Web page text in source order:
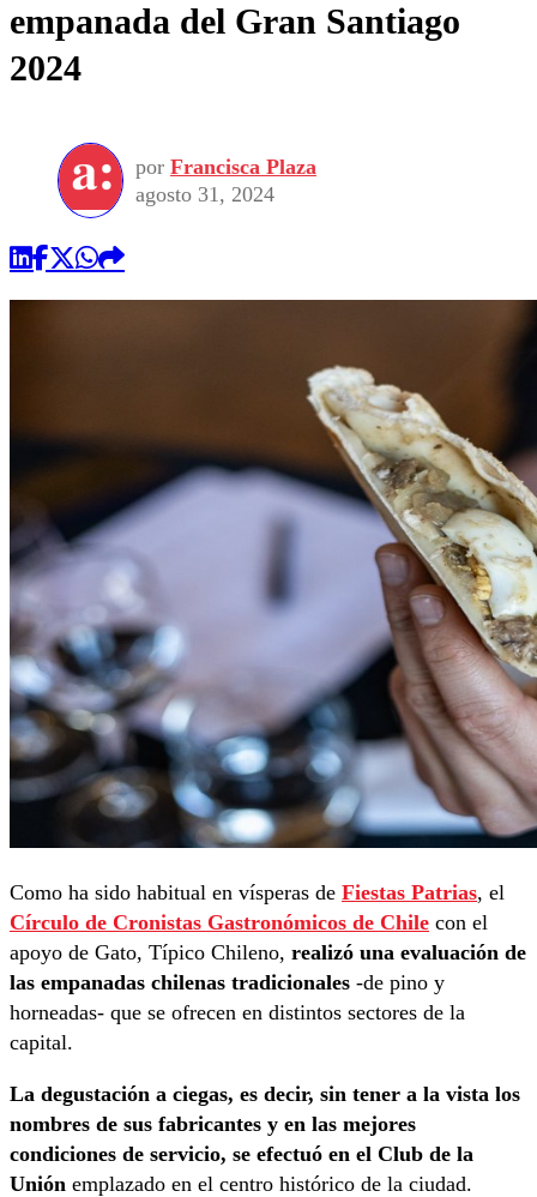
empanada del Gran Santiago
2024
por Francisca Plaza
agosto 31, 2024
Como ha sido habitual en vísperas de Fiestas Patrias, el
Círculo de Cronistas Gastronómicos de Chile con el
apoyo de Gato, Típico Chileno, realizó una evaluación de
las empanadas chilenas tradicionales -de pino y
horneadas- que se ofrecen en distintos sectores de la
capital.
La degustación a ciegas, es decir, sin tener a la vista los
nombres de sus fabricantes y en las mejores
condiciones de servicio, se efectuó en el Club de la
Unión emplazado en el centro histórico de la ciudad.